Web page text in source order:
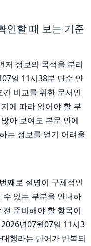
인할 때 보는 기준
저 정보의 목적을 분리
일 11시38분 단순 안
비교를 위한 문서인
에 따라 읽어야 할 부
아 보여도 본문 안에
는 정보를 얻기 어려울
째로 설명이 구체적인
있는 부분을 안내하
준비해야 할 항목이
년07월07일 11시3
행라는 단어가 반복되